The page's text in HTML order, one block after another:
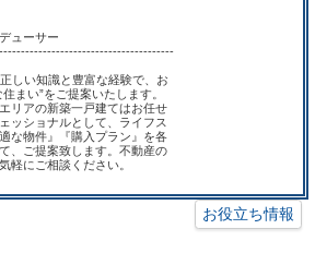
ューサー
しい知識と豊富な経験で、お
まい”をご提案いたします。
リアの新築一戸建てはお任せ
ッショナルとして、ライフス
な物件』『購入プラン』を各
、ご提案致します。不動産の
軽にご相談ください。
お役立ち情報